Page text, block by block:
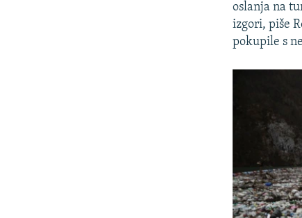
oslanja na
izgori, piše
pokupile s